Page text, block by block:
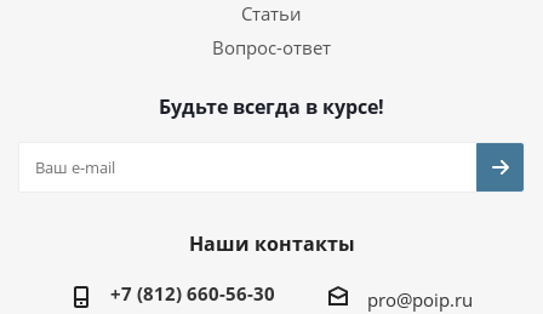
Статьи
Вопрос-ответ
Будьте всегда в курсе!
Наши контакты
+7 (812) 660-56-30 pro@poip.ru